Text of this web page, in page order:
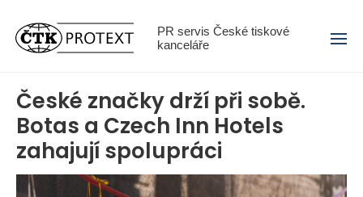
PR servis České tiskové
kanceláře
Menu
České značky drží při sobě.
Botas a Czech Inn Hotels
zahajují spolupráci